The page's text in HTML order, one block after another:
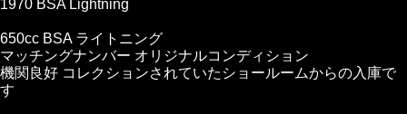
1970 BSA Lightning
650cc BSA ライトニング
マッチングナンバー オリジナルコンディション
機関良好 コレクションされていたショールームからの入庫で
す